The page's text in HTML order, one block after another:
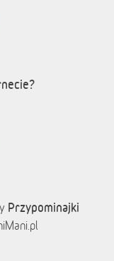
Przypominajki